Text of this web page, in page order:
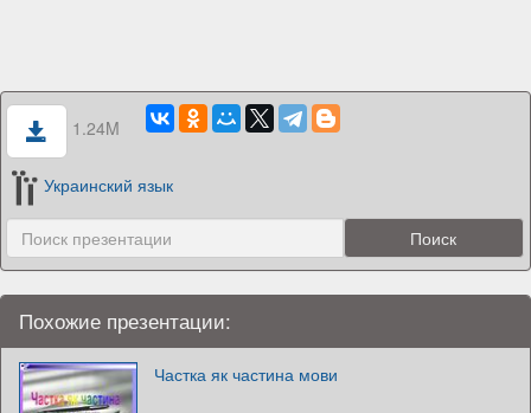
1.24M
Украинский язык
Похожие презентации:
Частка як частина мови